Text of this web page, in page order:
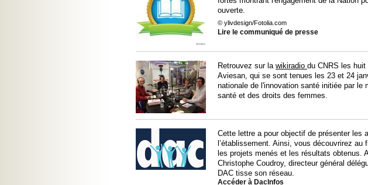
ouverte.
© ylivdesign/Fotolia.com
Lire le communiqué de presse
Retrouvez sur la wikiradio du CNRS les
Aviesan, qui se sont tenues les 23 et 24
nationale de l'innovation santé initiée par
santé et des droits des femmes.
Cette lettre a pour objectif de présenter les
l’établissement. Ainsi, vous découvrirez
les projets menés et les résultats obtenus.
Christophe Coudroy, directeur général
DAC tisse son réseau.
Accéder à DacInfos